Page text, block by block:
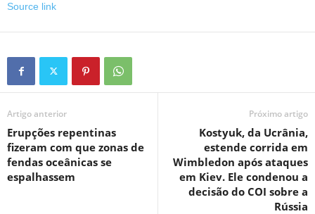
Source link
Artigo anterior
Erupções repentinas
fizeram com que zonas de
fendas oceânicas se
espalhassem
Próximo artigo
Kostyuk, da Ucrânia,
estende corrida em
Wimbledon após ataques
em Kiev. Ele condenou a
decisão do COI sobre a
Rússia